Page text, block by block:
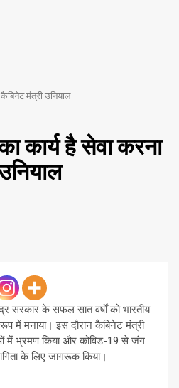
मंत्री उनियाल
कार्य है सेवा करना
सरकार के सफल सात वर्षों को भारतीय
में मनाया। इस दौरान कैबिनेट मंत्री
में भ्रमण किया और कोविड-19 से जंग
के लिए जागरूक किया।